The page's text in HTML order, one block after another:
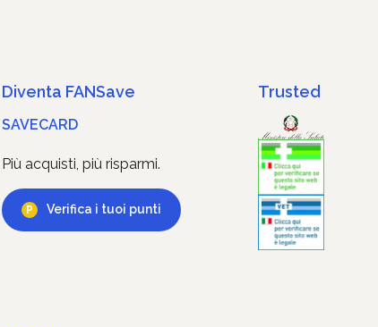
Diventa FANSave
SAVECARD
Più acquisti, più risparmi.
Verifica i tuoi punti
Trusted